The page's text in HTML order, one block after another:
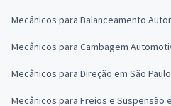
Mecânicos para Balanceamento
Mecânicos para Cambagem
Mecânicos para Direção em São Paulo
Mecânicos para Freios e Suspensão